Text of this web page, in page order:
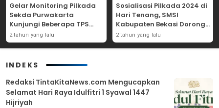
Gelar Monitoring Pilkada
Sekda Purwakarta
Kunjungi Beberapa TPS
Yang Ada Di Purwakarta
2 tahun yang lalu
Sosialisasi Pilkada 2024 di
Hari Tenang, SMSI
Kabupaten Bekasi Dorong
Angka Partisipasi
Masyarakat
2 tahun yang lalu
INDEKS
Redaksi TintaKitaNews.com Mengucapkan
Selamat Hari Raya Idulfitri 1 Syawal 1447
Hijriyah